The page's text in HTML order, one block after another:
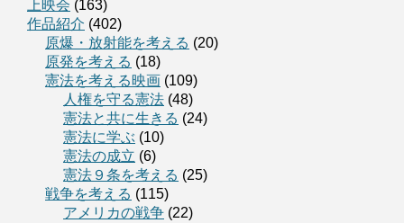
上映会 (163)
作品紹介 (402)
原爆・放射能を考える (20)
原発を考える (18)
憲法を考える映画 (109)
人権を守る憲法 (48)
憲法と共に生きる (24)
憲法に学ぶ (10)
憲法の成立 (6)
憲法９条を考える (25)
戦争を考える (115)
アメリカの戦争 (22)